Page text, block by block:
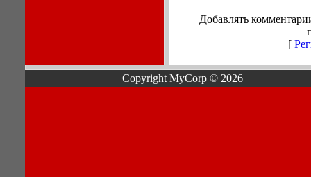
Добавлять
[
Copyright MyCorp © 2026